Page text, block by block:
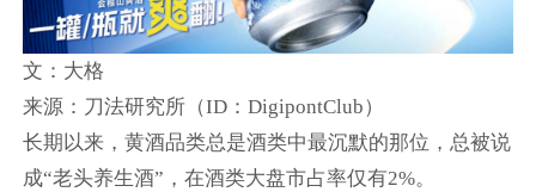
文：大格
来源：刀法研究所（ID：DigipontClub）
长期以来，黄酒品类总是酒类中最沉默的那位，总被说
成“老头养生酒”，在酒类大盘市占率仅有2%。